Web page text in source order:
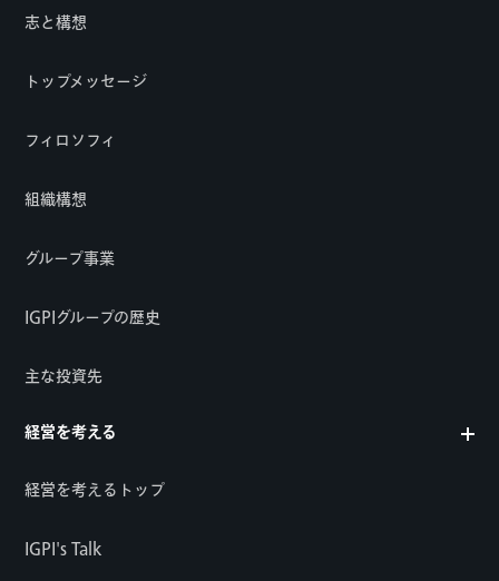
志と構想
トップメッセージ
フィロソフィ
組織構想
グループ事業
IGPIグループの歴史
主な投資先
経営を考える
経営を考えるトップ
IGPI's Talk